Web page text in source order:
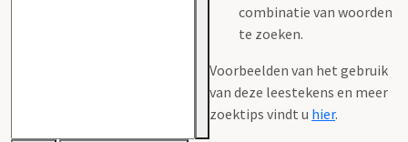
combinatie van woorden
te zoeken.
Voorbeelden van het gebruik
van deze leestekens en meer
zoektips vindt u hier.